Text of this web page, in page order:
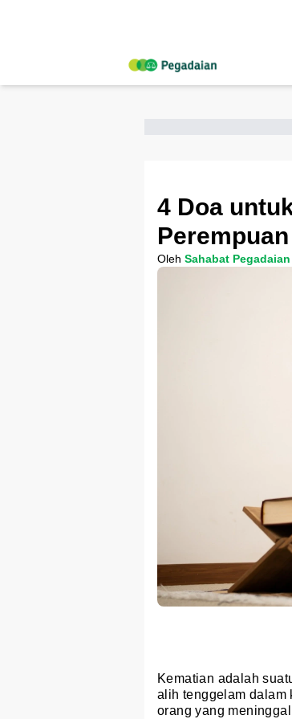
4 Doa
Oleh Sahabat Pegadaian
Kematian adalah
alih tenggelam dalam
orang yang